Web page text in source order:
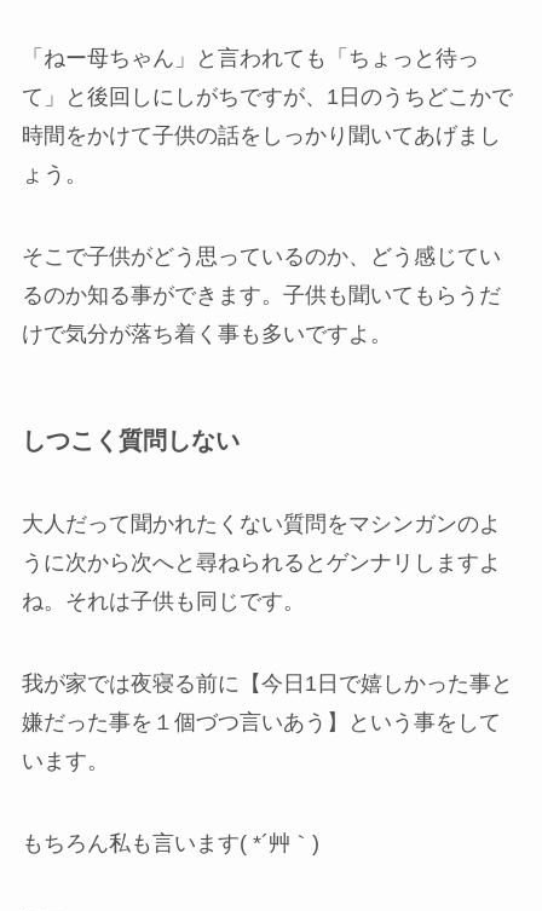
「ねー母ちゃん」と言われても「ちょっと待っ
て」と後回しにしがちですが、1日のうちどこかで
時間をかけて子供の話をしっかり聞いてあげまし
ょう。
そこで子供がどう思っているのか、どう感じてい
るのか知る事ができます。子供も聞いてもらうだ
けで気分が落ち着く事も多いですよ。
しつこく質問しない
大人だって聞かれたくない質問をマシンガンのよ
うに次から次へと尋ねられるとゲンナリしますよ
ね。それは子供も同じです。
我が家では夜寝る前に【今日1日で嬉しかった事と
嫌だった事を１個づつ言いあう】という事をして
います。
もちろん私も言います( *´艸｀)